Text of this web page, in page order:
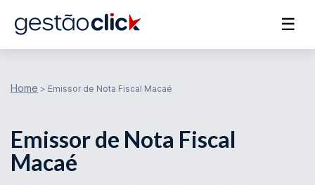
☰
Home > Emissor de Nota Fiscal Macaé
Emissor de Nota Fiscal
Macaé